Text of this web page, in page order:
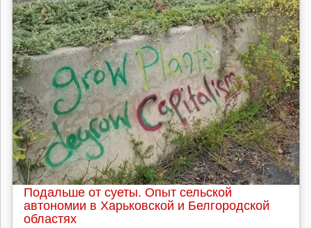
Подальше от суеты. Опыт сельской
автономии в Харьковской и Белгородской
областях